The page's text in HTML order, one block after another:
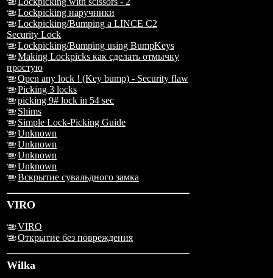
Lockpicking наручники
Lockpicking/Bumping a LINCE C2
Security Lock
Lockpicking/Bumping using BumpKeys
Making Lockpicks как сделать отмычку
простую
Open any lock ! (Key bump) - Security flaw
Picking 3 locks
picking 9# lock in 54 sec
Shims
Simple Lock-Picking Guide
Unknown
Unknown
Unknown
Unknown
Вскрытие сувальдного замка
VIRO
VIRO
Открытие без повреждения
Wilka